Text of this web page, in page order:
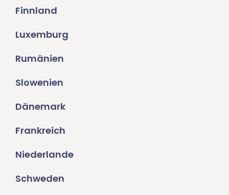
Finnland
Luxemburg
Rumänien
Slowenien
Dänemark
Frankreich
Niederlande
Schweden